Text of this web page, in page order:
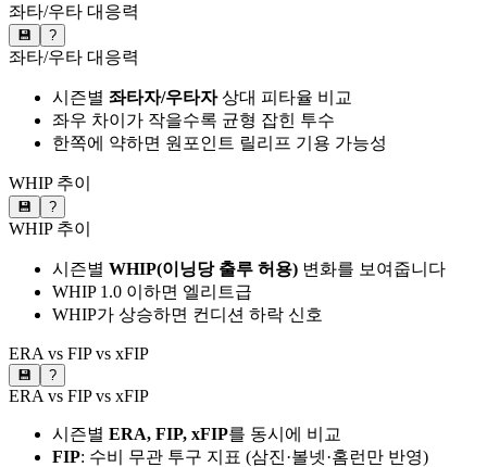
좌타/우타 대응력
💾 ?
좌타/우타 대응력
시즌별 좌타자/우타자상대 피타율 비교
좌우 차이가 작을수록 균형 잡힌 투수
한쪽에 약하면 원포인트 릴리프 기용 가능성
WHIP 추이
💾 ?
WHIP 추이
시즌별 WHIP(이닝당 출루 허용) 변화를 보여줍니다
WHIP 1.0 이하면 엘리트급
WHIP가 상승하면 컨디션 하락 신호
ERA vs FIP vs xFIP
💾 ?
ERA vs FIP vs xFIP
시즌별 ERA, FIP, xFIP를 동시에 비교
FIP: 수비 무관 투구 지표 (삼진·볼넷·홈런만 반영)